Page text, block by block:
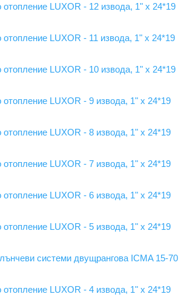
отопление LUXOR - 12 извода, 1" x 24*19
отопление LUXOR - 11 извода, 1" x 24*19
отопление LUXOR - 10 извода, 1" x 24*19
отопление LUXOR - 9 извода, 1" x 24*19
отопление LUXOR - 8 извода, 1" x 24*19
отопление LUXOR - 7 извода, 1" x 24*19
отопление LUXOR - 6 извода, 1" x 24*19
отопление LUXOR - 5 извода, 1" x 24*19
системи двущрангова ICMA 15-70
отопление LUXOR - 4 извода, 1" x 24*19